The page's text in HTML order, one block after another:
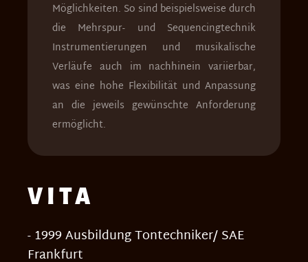
Möglichkeiten. So sind beispielsweise durch
die Mehrspur- und Sequencingtechnik
Instrumentierungen und musikalische
Verläufe auch im nachhinein variierbar,
was eine hohe Flexibilität und Anpassung
an die jeweils gewünschte Anforderung
ermöglicht.
VITA
- 1999 Ausbildung Tontechniker/ SAE
Frankfurt